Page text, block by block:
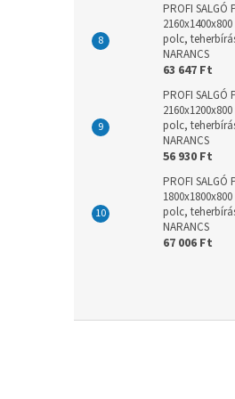
PROFI SALGÓ
polc,
NARANCS
63 647 Ft
PROFI SALGÓ
polc,
NARANCS
56 930 Ft
PROFI SALGÓ
polc,
NARANCS
67 006 Ft